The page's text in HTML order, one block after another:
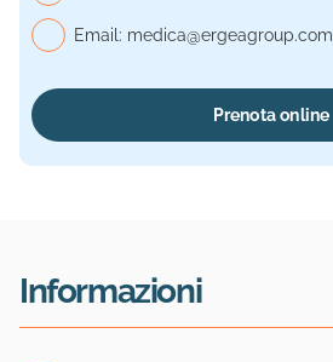
Email: medica@ergeagroup.com
Prenota online
Informazioni